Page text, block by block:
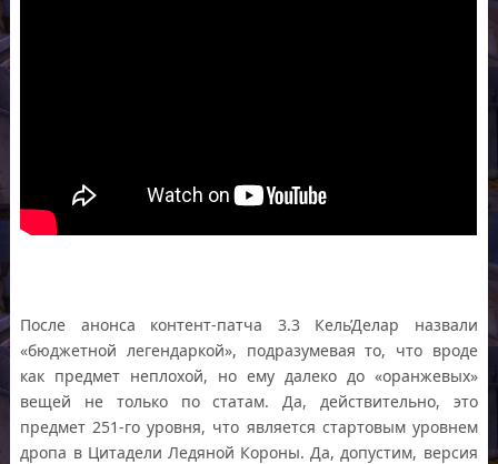
После анонса контент-патча 3.3 Кель’Делар назвали
«бюджетной легендаркой», подразумевая то, что вроде
как предмет неплохой, но ему далеко до «оранжевых»
вещей не только по статам. Да, действительно, это
предмет 251-го уровня, что является стартовым уровнем
дропа в Цитадели Ледяной Короны. Да, допустим, версия